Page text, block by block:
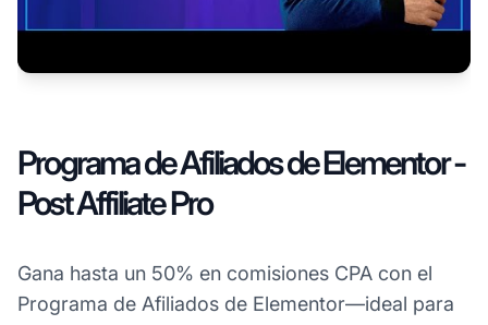
Programa de Afiliados de Elementor -
Post Affiliate Pro
Gana hasta un 50% en comisiones CPA con el
Programa de Afiliados de Elementor—ideal para